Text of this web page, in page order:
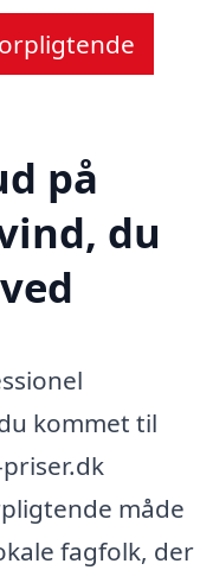
på
du
kommet til
måde
fagfolk, der